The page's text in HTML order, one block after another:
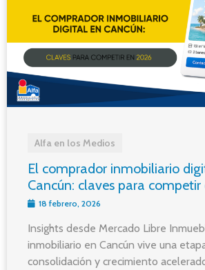
Alfa en los Medios
El comprador inmobiliario
Cancún: claves para
18 febrero, 2026
Insights desde Mercado Libre
inmobiliario en Cancún vive una
consolidación y crecimiento